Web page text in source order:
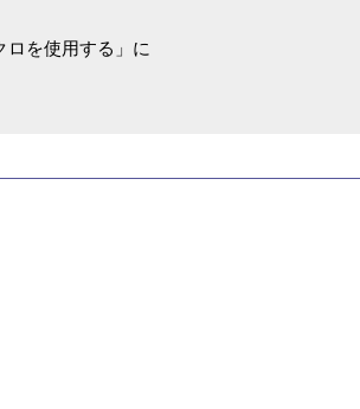
ロを使用する」に